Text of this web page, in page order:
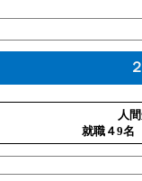
人
就職４9名